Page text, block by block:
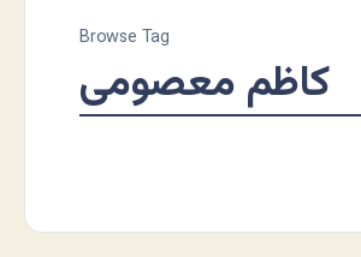
Browse Tag
کاظم معصومی